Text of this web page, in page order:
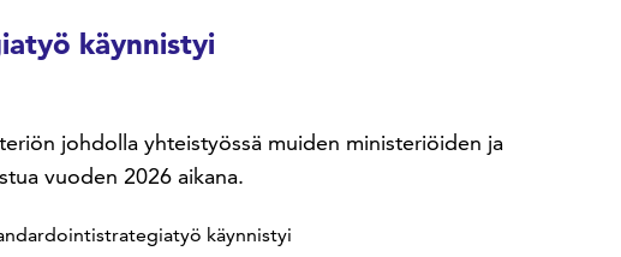
käynnistyi
johdolla yhteistyössä muiden ministeriöiden ja
vuoden 2026 aikana.
käynnistyi